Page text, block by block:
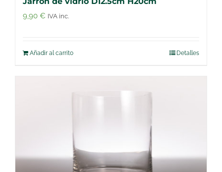
9,90 € IVA inc.
Añadir al carrito Detalles